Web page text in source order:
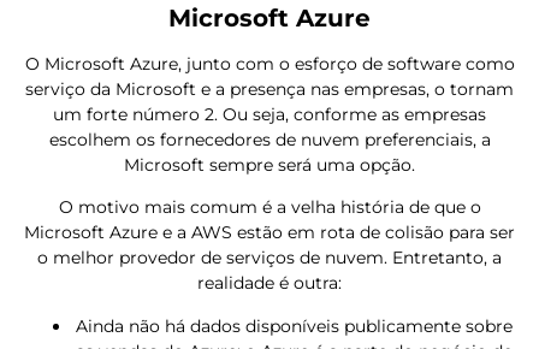
Microsoft Azure
O Microsoft Azure, junto com o esforço de software como
serviço da Microsoft e a presença nas empresas, o tornam
um forte número 2. Ou seja, conforme as empresas
escolhem os fornecedores de nuvem preferenciais, a
Microsoft sempre será uma opção.
O motivo mais comum é a velha história de que o
Microsoft Azure e a AWS estão em rota de colisão para ser
o melhor provedor de serviços de nuvem. Entretanto, a
realidade é outra:
Ainda não há dados disponíveis publicamente sobre